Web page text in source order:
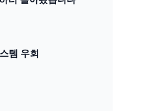
템 우회